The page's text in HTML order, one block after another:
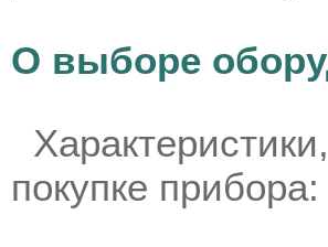
О выборе
покупке прибора: